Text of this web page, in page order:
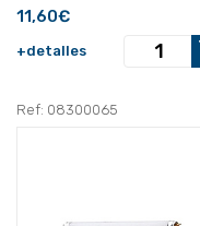
11,60€
+detalles
Ref: 08300065